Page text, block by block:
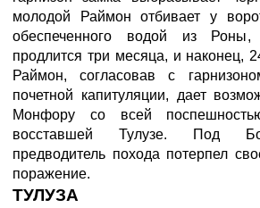
молодой Раймон отбивает у
обеспеченного водой из
продлится три месяца, и наконец,
Раймон, согласовав с
почетной капитуляции, дает
Монфору со всей
восставшей Тулузе. Под
предводитель похода потерпел
поражение.
ТУЛУЗА